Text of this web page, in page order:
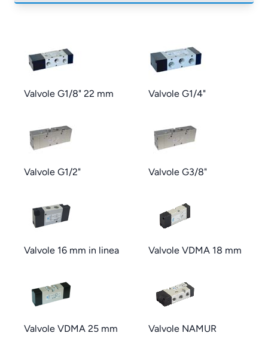
Valvole G1/8" 22 mm Valvole G1/4"
Valvole G1/2" Valvole G3/8"
Valvole 16 mm in linea Valvole VDMA 18 mm
Valvole VDMA 25 mm Valvole NAMUR